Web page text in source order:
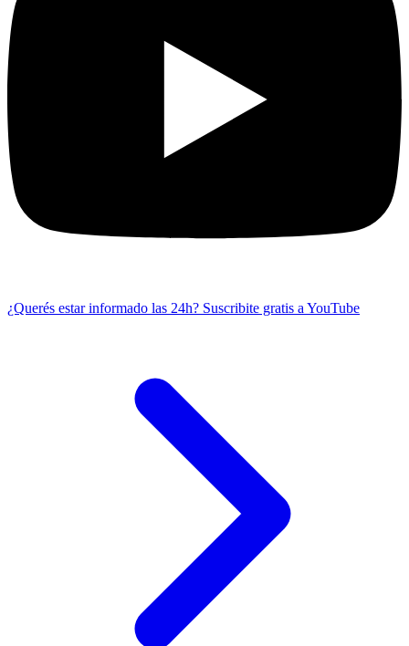
¿Querés estar informado las 24h? Suscribite gratis a YouTube